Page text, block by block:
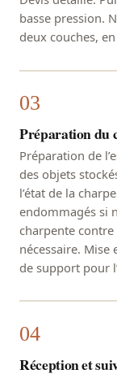
basse pression.
deux couches,
Préparation du
Préparation de
des objets
l’état de la
endommagés si
charpente
nécessaire. Mise
de support pour
Réception et